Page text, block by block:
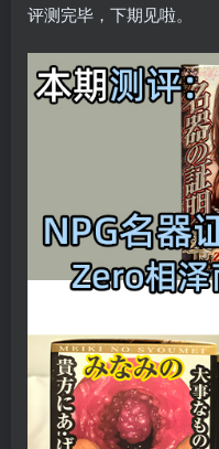
评测完毕，下期见啦。